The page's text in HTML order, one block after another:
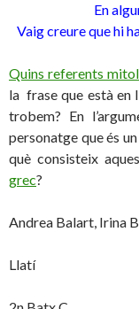
En
Vaig creure que hi
Quins referents
la frase que està en
trobem? En
personatge que és
què consisteix
grec?
Andrea Balart, Irina
Llatí